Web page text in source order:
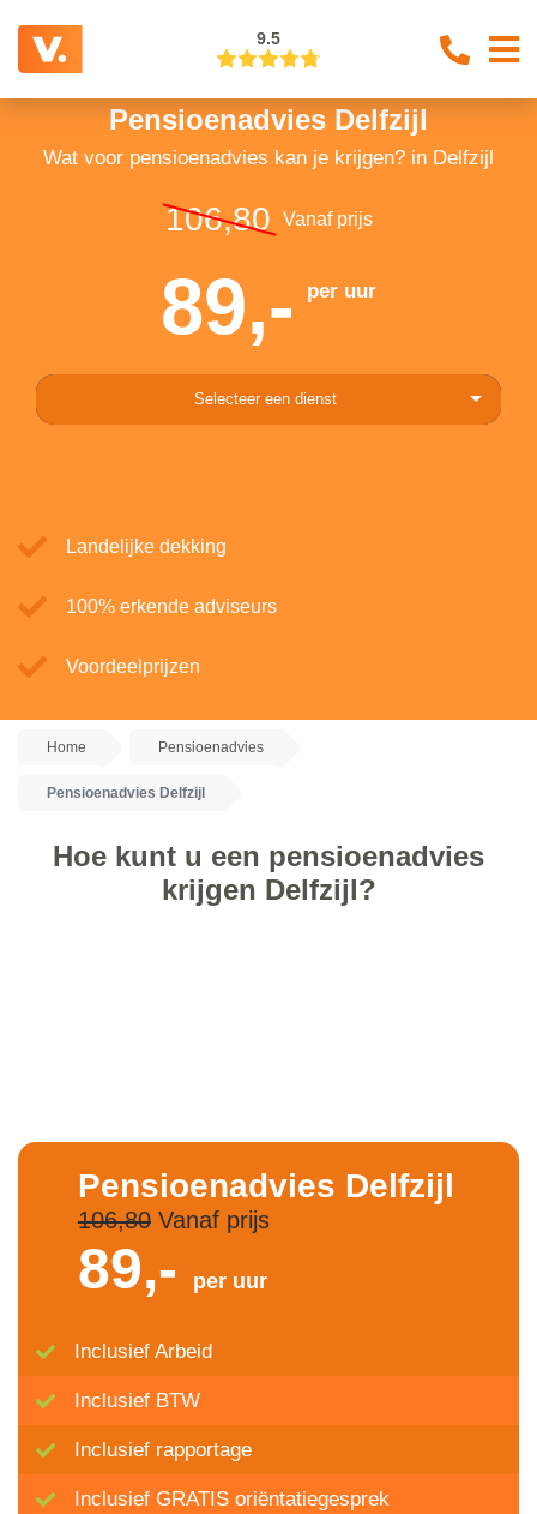
9.5
Pensioenadvies Delfzijl
Wat voor pensioenadvies kan je krijgen? in Delfzijl
106,80 Vanaf prijs
89,- per uur
Selecteer een dienst
Landelijke dekking
100% erkende adviseurs
Voordeelprijzen
Home Pensioenadvies
Pensioenadvies Delfzijl
Hoe kunt u een pensioenadvies
krijgen Delfzijl?
Pensioenadvies Delfzijl
106,80Vanaf prijs
89,- per uur
Inclusief Arbeid
Inclusief BTW
Inclusief rapportage
Inclusief GRATIS oriëntatiegesprek